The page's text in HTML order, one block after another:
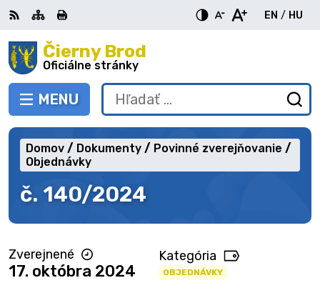
Preskočiť
na
obsah Čierny Brod
Oficiálne stránky
PREPNÚŤ
MENU
RSS MapaTlačiť
EN
English
/ HU
Hľadať:
č. 140/2024
Domov Dokumenty
Povinné zverejňovanie
Objednávky
Zverejnené
17. októbra 2024
Kategória
OBJEDNÁVKY